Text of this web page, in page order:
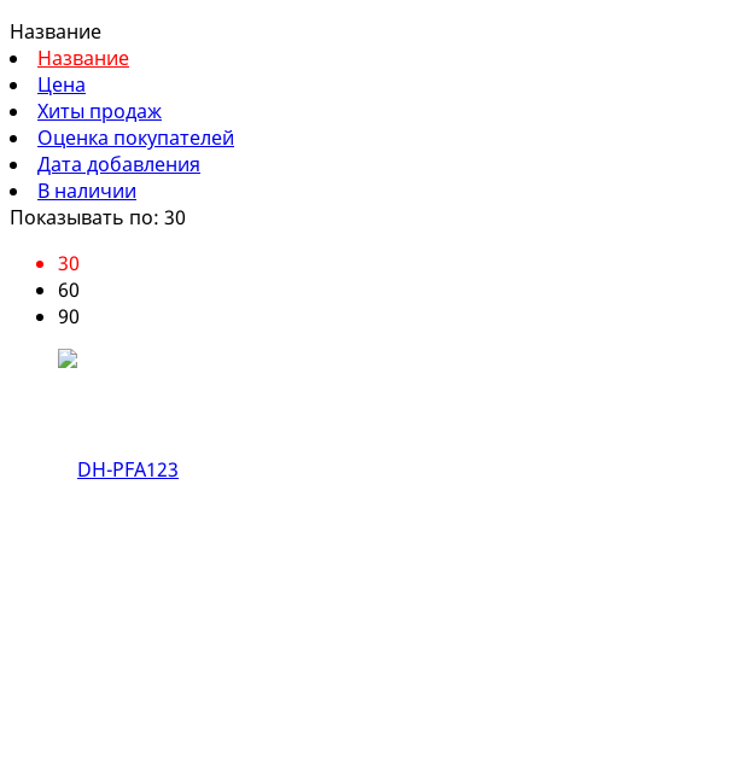
Название
Название
Цена
Хиты продаж
Оценка покупателей
Дата добавления
В наличии
Показывать по: 30
30
60
90